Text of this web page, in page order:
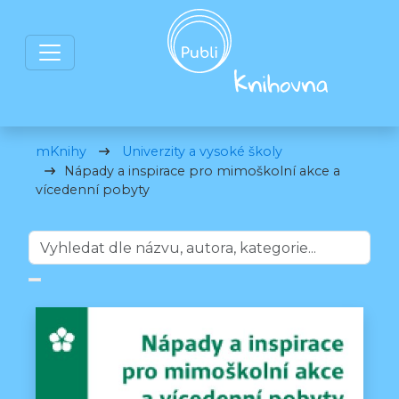
mKnihy
Univerzity a vysoké školy
Nápady a inspirace pro mimoškolní akce a
vícedenní pobyty